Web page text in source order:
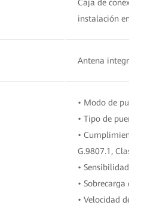
Caja de
instalación en
Antena
• Modo de
• Tipo de
• Cumplimiento
G.9807.1, Clase
• Sensibilidad
• Sobrecarga
• Velocidad de